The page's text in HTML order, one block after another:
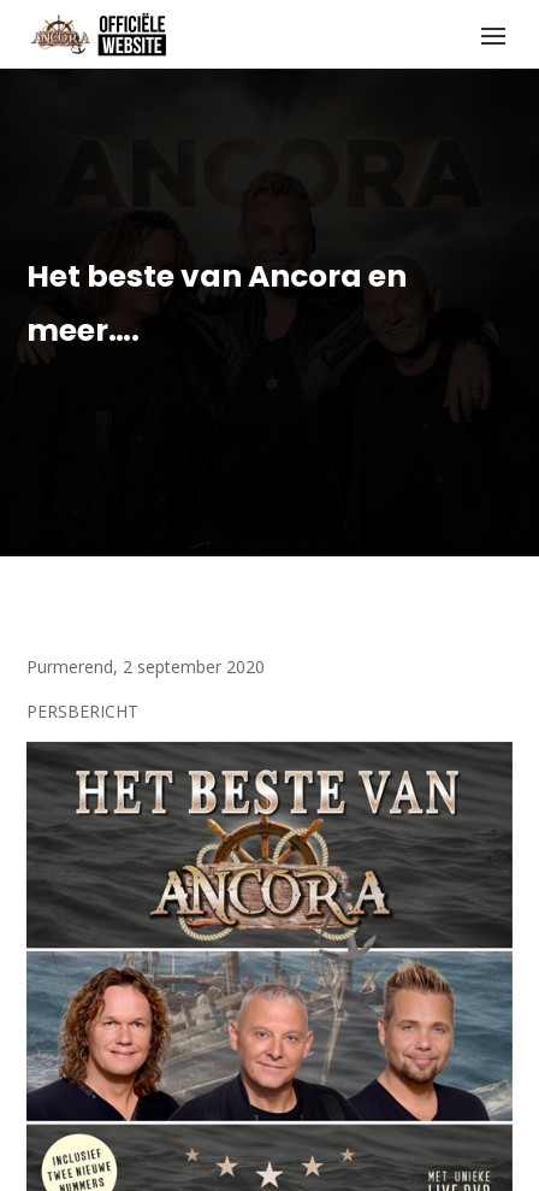
Het beste van Ancora en
meer….
Purmerend, 2 september 2020
PERSBERICHT